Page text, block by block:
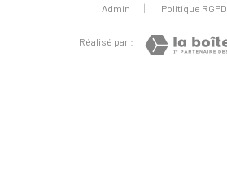
Admin
Politique RGPD
Réalisé par :